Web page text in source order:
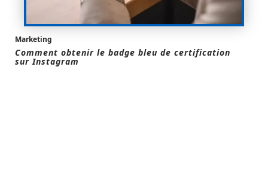
Marketing
Comment obtenir le badge bleu de certification
sur Instagram